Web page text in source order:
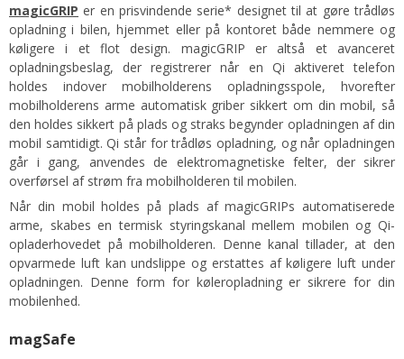
magicGRIP er en prisvindende serie* designet til at gøre trådløs
opladning i bilen, hjemmet eller på kontoret både nemmere og
køligere i et flot design. magicGRIP er altså et avanceret
opladningsbeslag, der registrerer når en Qi aktiveret telefon
holdes indover mobilholderens opladningsspole, hvorefter
mobilholderens arme automatisk griber sikkert om din mobil, så
den holdes sikkert på plads og straks begynder opladningen af din
mobil samtidigt. Qi står for trådløs opladning, og når opladningen
går i gang, anvendes de elektromagnetiske felter, der sikrer
overførsel af strøm fra mobilholderen til mobilen.
Når din mobil holdes på plads af magicGRIPs automatiserede
arme, skabes en termisk styringskanal mellem mobilen og Qi-
opladerhovedet på mobilholderen. Denne kanal tillader, at den
opvarmede luft kan undslippe og erstattes af køligere luft under
opladningen. Denne form for køleropladning er sikrere for din
mobilenhed.
magSafe